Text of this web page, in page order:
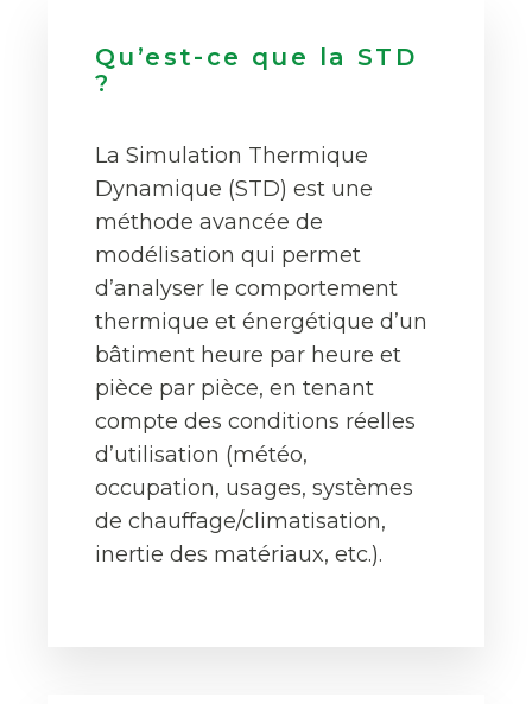
Qu’est-ce que la STD
?
La Simulation Thermique
Dynamique (STD) est une
méthode avancée de
modélisation qui permet
d’analyser le comportement
thermique et énergétique d’un
bâtiment heure par heure et
pièce par pièce, en tenant
compte des conditions réelles
d’utilisation (météo,
occupation, usages, systèmes
de chauffage/climatisation,
inertie des matériaux, etc.).